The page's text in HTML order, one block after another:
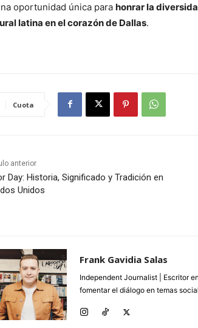
oportunidad única para honrar la
latina en el corazón de Dallas.
Cuota
anterior
Day: Historia, Significado y Tradición en
Unidos
Frank Gavidia Salas
Independent Journalist | Escritor
fomentar el diálogo en temas